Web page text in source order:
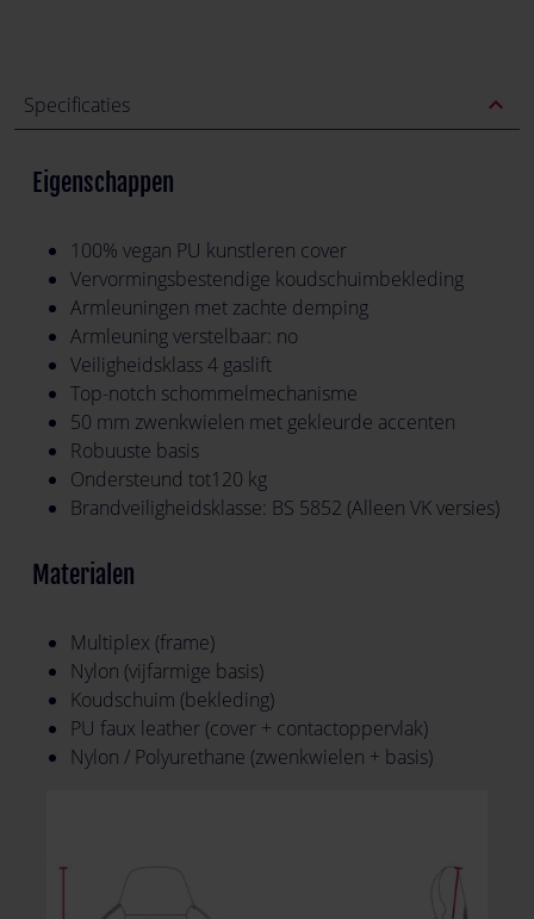
Specificaties expand_less
Eigenschappen
100% vegan PU kunstleren cover
Vervormingsbestendige koudschuimbekleding
Armleuningen met zachte demping
Armleuning verstelbaar: no
Veiligheidsklass 4 gaslift
Top-notch schommelmechanisme
50 mm zwenkwielen met gekleurde accenten
Robuuste basis
Ondersteund tot120 kg
Brandveiligheidsklasse: BS 5852 (Alleen VK versies)
Materialen
Multiplex (frame)
Nylon (vijfarmige basis)
Koudschuim (bekleding)
PU faux leather (cover + contactoppervlak)
Nylon / Polyurethane (zwenkwielen + basis)